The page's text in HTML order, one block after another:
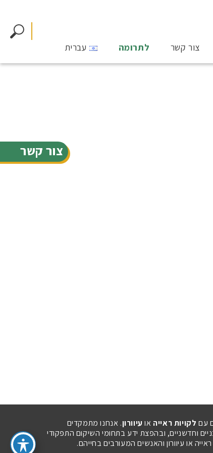
צור קשר
צור קשר לתרומה עברית
עם לקויות ראייה אועיוורון. אנחנו מתמקדים
וחדשניים, ובהפצת ידע בתחומי השיקום התפקודי
או עיוורון והאנשים המעורבים בחייהם.